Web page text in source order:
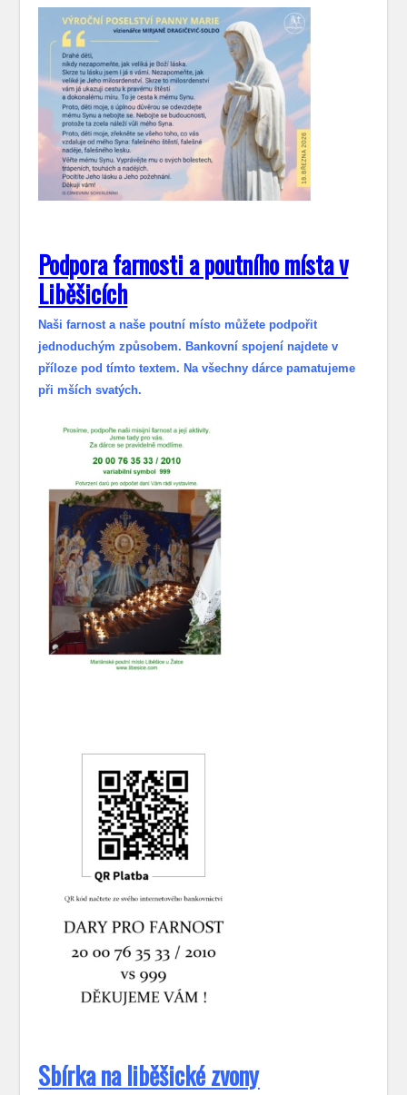
Podpora farnosti a poutního místa v
Liběšicích
Naši farnost a naše poutní místo můžete podpořit
jednoduchým způsobem. Bankovní spojení najdete v
příloze pod tímto textem. Na všechny dárce pamatujeme
při mších svatých.
Sbírka na liběšické zvony